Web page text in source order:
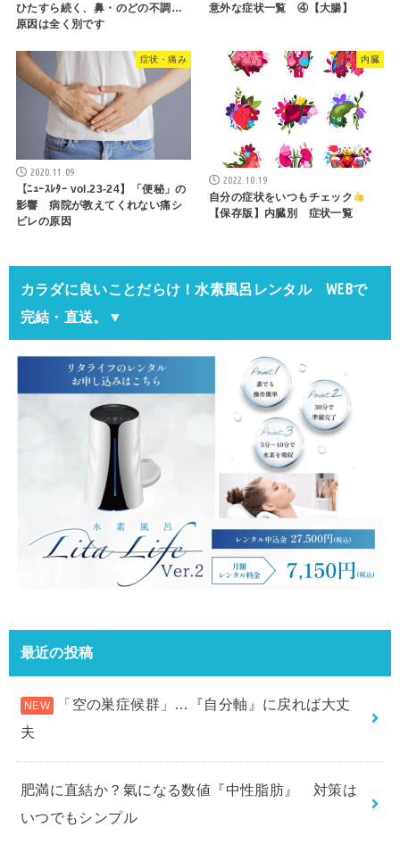
ひたすら続く、鼻・のどの不調…
原因は全く別です
意外な症状一覧 ④【大腸】
症状・痛み
2020.11.09
【ﾆｭｰｽﾚﾀｰ vol.23-24】「便秘」の
影響 病院が教えてくれない痛シ
ビレの原因
内臓
2022.10.19
自分の症状をいつもチェック
【保存版】内臓別 症状一覧
カラダに良いことだらけ！水素風呂レンタル WEBで
完結・直送。▼
最近の投稿
「空の巣症候群」…『自分軸』に戻れば大丈
夫
肥満に直結か？氣になる数値『中性脂肪』 対策は
いつでもシンプル